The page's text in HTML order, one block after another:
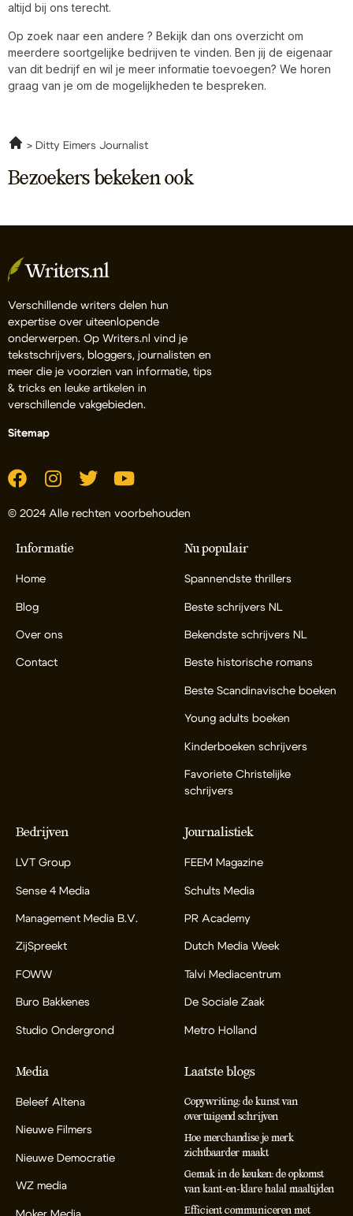
altijd bij ons terecht.
Op zoek naar een andere ? Bekijk dan ons overzicht om
meerdere soortgelijke bedrijven te vinden. Ben jij de eigenaar
van dit bedrijf en wil je meer informatie toevoegen? We horen
graag van je om de mogelijkheden te bespreken.
Ditty Eimers Journalist
Bezoekers bekeken ook
Verschillende writers delen hun
expertise over uiteenlopende
onderwerpen. Op Writers.nl vind je
tekstschrijvers, bloggers, journalisten en
meer die je voorzien van informatie, tips
& tricks en leuke artikelen in
verschillende vakgebieden.
Sitemap
© 2024 Alle rechten voorbehouden
Informatie
Home
Blog
Over ons
Contact
Nu populair
Spannendste thrillers
Beste schrijvers NL
Bekendste schrijvers NL
Beste historische romans
Beste Scandinavische boeken
Young adults boeken
Kinderboeken schrijvers
Favoriete Christelijke
schrijvers
Bedrijven
LVT Group
Sense 4 Media
Management Media B.V.
ZijSpreekt
FOWW
Buro Bakkenes
Studio Ondergrond
Journalistiek
FEEM Magazine
Schults Media
PR Academy
Dutch Media Week
Talvi Mediacentrum
De Sociale Zaak
Metro Holland
Media
Beleef Altena
Nieuwe Filmers
Nieuwe Democratie
WZ media
Laatste blogs
Copywriting: de kunst van
overtuigend schrijven
Hoe merchandise je merk
zichtbaarder maakt
Gemak in de keuken: de opkomst
van kant-en-klare halal maaltijden
Efficient communiceren met